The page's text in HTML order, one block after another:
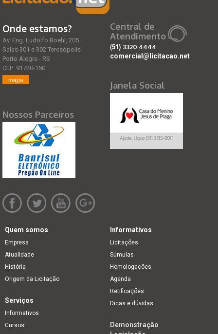
Onde estamos?
Av. Eng. Ludolfo Boehl, 205
Salas 301 e 302 Teresópolis
Porto Alegre - RS
CEP: 91720-150
mapa
Nossos Parceiros
Central de
Atendimento
(51) 3320 4444
comercial@licitacao.net
Janela Social
Quem somos
Empresa
Atualidade
História
Origem da Licitação
Informativos
Licitações
Súmulas
Homologações
Agenda
Retificações
Dicas e dúvidas
Serviços
Informativos
Cursos
Demonstração